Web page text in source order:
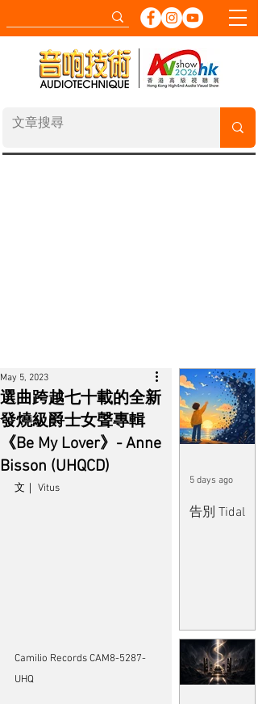
選曲跨越七十載的全新
發燒級爵士女聲專輯
《Be My Lover》- Anne
Bisson (UHQCD)
May 5, 2023
文｜ Vitus
Camilio Records CAM8-5287-
UHQ
告別 Tidal
5 days ago